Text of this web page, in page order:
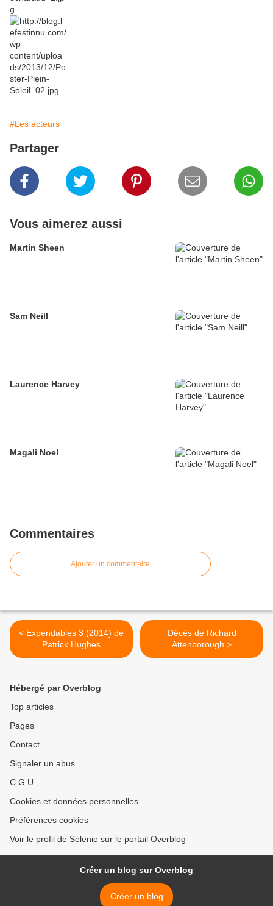
#Les acteurs
Partager
Vous aimerez aussi
Martin Sheen
Sam Neill
Laurence Harvey
Magali Noel
Commentaires
Ajouter un commentaire
< Expendables 3 (2014) de
Patrick Hughes
Décès de Richard
Attenborough >
Hébergé par Overblog
Top articles
Pages
Contact
Signaler un abus
C.G.U.
Cookies et données personnelles
Préférences cookies
Voir le profil de Selenie sur le portail Overblog
Créer un blog sur Overblog
Créer un blog